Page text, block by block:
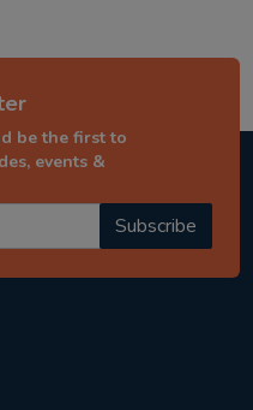
be the first to
events &
Subscribe